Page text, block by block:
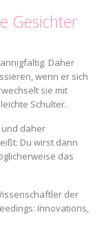
Gesichter
Daher
wenn er sich
sie mit
Schulter.
daher
Du wirst dann
das
der
Innovations,